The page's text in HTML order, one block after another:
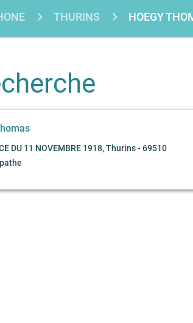
THURINS HOEGY
DU 11 NOVEMBRE 1918, Thurins - 69510